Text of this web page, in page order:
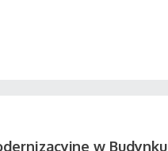
w Budynku